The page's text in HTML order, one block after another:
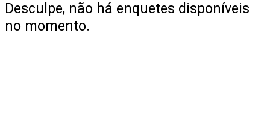
Desculpe, não há enquetes disponíveis
no momento.